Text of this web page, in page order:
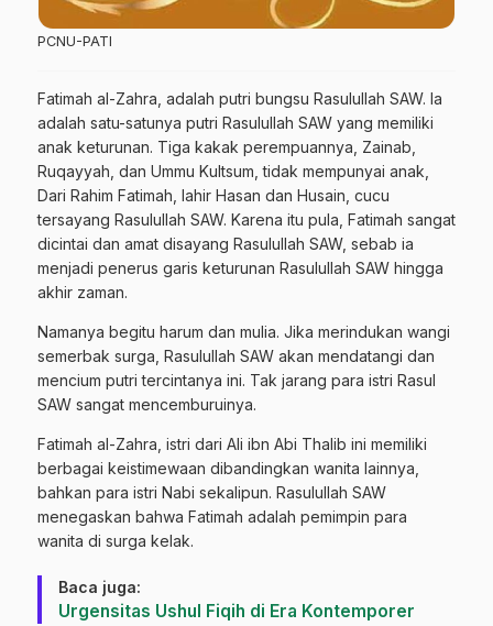
PCNU-PATI
Fatimah al-Zahra, adalah putri bungsu Rasulullah SAW. Ia
adalah satu-satunya putri Rasulullah SAW yang memiliki
anak keturunan. Tiga kakak perempuannya, Zainab,
Ruqayyah, dan Ummu Kultsum, tidak mempunyai anak,
Dari Rahim Fatimah, lahir Hasan dan Husain, cucu
tersayang Rasulullah SAW. Karena itu pula, Fatimah sangat
dicintai dan amat disayang Rasulullah SAW, sebab ia
menjadi penerus garis keturunan Rasulullah SAW hingga
akhir zaman.
Namanya begitu harum dan mulia. Jika merindukan wangi
semerbak surga, Rasulullah SAW akan mendatangi dan
mencium putri tercintanya ini. Tak jarang para istri Rasul
SAW sangat mencemburuinya.
Fatimah al-Zahra, istri dari Ali ibn Abi Thalib ini memiliki
berbagai keistimewaan dibandingkan wanita lainnya,
bahkan para istri Nabi sekalipun. Rasulullah SAW
menegaskan bahwa Fatimah adalah pemimpin para
wanita di surga kelak.
Baca juga:
Urgensitas Ushul Fiqih di Era Kontemporer